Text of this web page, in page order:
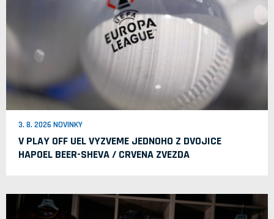
3. 8. 2026 NOVINKY
V PLAY OFF UEL VYZVEME JEDNOHO Z DVOJICE
HAPOEL BEER-SHEVA / CRVENA ZVEZDA